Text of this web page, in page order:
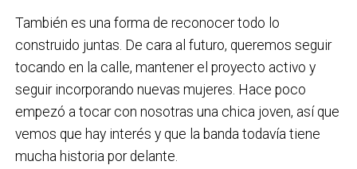
También es una forma de reconocer todo lo
construido juntas. De cara al futuro, queremos seguir
tocando en la calle, mantener el proyecto activo y
seguir incorporando nuevas mujeres. Hace poco
empezó a tocar con nosotras una chica joven, así que
vemos que hay interés y que la banda todavía tiene
mucha historia por delante.